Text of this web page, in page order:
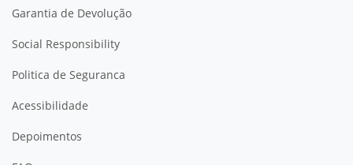
Garantia de Devolução
Social Responsibility
Politica de Seguranca
Acessibilidade
Depoimentos